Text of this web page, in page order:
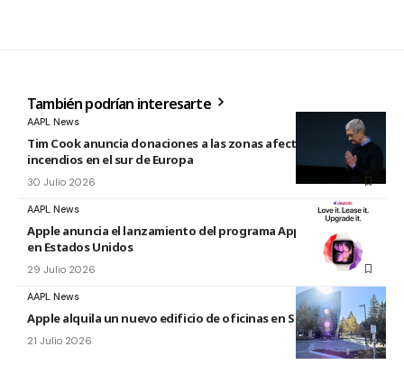
También podrían interesarte
AAPL News
Tim Cook anuncia donaciones a las zonas afectadas por los
incendios en el sur de Europa
30 Julio 2026
AAPL News
Apple anuncia el lanzamiento del programa Apple Upgrade
en Estados Unidos
29 Julio 2026
AAPL News
Apple alquila un nuevo edificio de oficinas en Sunnyvale
21 Julio 2026